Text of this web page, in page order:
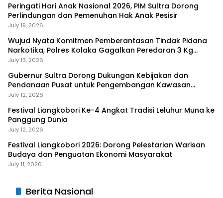
Peringati Hari Anak Nasional 2026, PIM Sultra Dorong
Perlindungan dan Pemenuhan Hak Anak Pesisir
July 19, 2026
Wujud Nyata Komitmen Pemberantasan Tindak Pidana
Narkotika, Polres Kolaka Gagalkan Peredaran 3 Kg
Sabu-Sabu
July 13, 2026
Gubernur Sultra Dorong Dukungan Kebijakan dan
Pendanaan Pusat untuk Pengembangan Kawasan
Liangkobhori
July 12, 2026
Festival Liangkobori Ke-4 Angkat Tradisi Leluhur Muna ke
Panggung Dunia
July 12, 2026
Festival Liangkobori 2026: Dorong Pelestarian Warisan
Budaya dan Penguatan Ekonomi Masyarakat
July 11, 2026
Berita Nasional